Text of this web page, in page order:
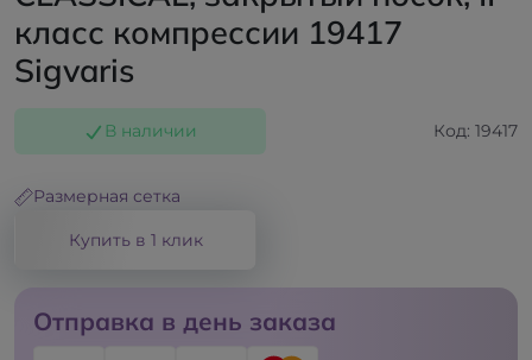
класс компрессии 19417
Sigvaris
В наличии Код: 19417
Размерная сетка
Купить в 1 клик
Отправка в день заказа